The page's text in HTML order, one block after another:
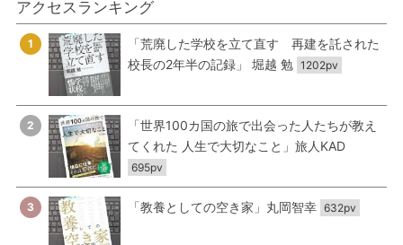
アクセスランキング
1
「荒廃した学校を立て直す 再建を託された
校長の2年半の記録」 堀越 勉 1202pv
2
「世界100カ国の旅で出会った人たちが教え
てくれた 人生で大切なこと」旅人KAD
695pv
3 「教養としての空き家」丸岡智幸 632pv